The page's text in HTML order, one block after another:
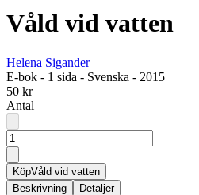
Våld vid vatten
Helena Sigander
E-bok - 1 sida - Svenska - 2015
50 kr
Antal
KöpVåld vid vatten
Beskrivning
Detaljer